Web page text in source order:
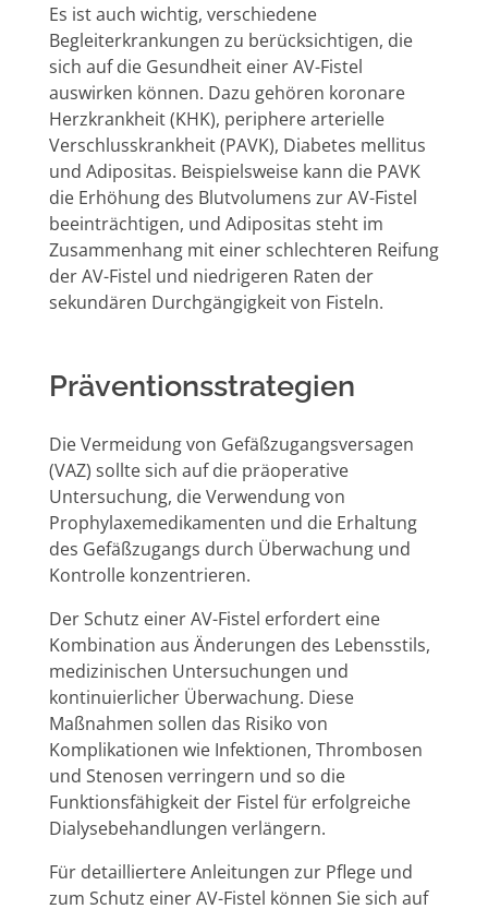
Es ist auch wichtig, verschiedene
Begleiterkrankungen zu berücksichtigen, die
sich auf die Gesundheit einer AV-Fistel
auswirken können. Dazu gehören koronare
Herzkrankheit (KHK), periphere arterielle
Verschlusskrankheit (PAVK), Diabetes mellitus
und Adipositas. Beispielsweise kann die PAVK
die Erhöhung des Blutvolumens zur AV-Fistel
beeinträchtigen, und Adipositas steht im
Zusammenhang mit einer schlechteren Reifung
der AV-Fistel und niedrigeren Raten der
sekundären Durchgängigkeit von Fisteln.
Präventionsstrategien
Die Vermeidung von Gefäßzugangsversagen
(VAZ) sollte sich auf die präoperative
Untersuchung, die Verwendung von
Prophylaxemedikamenten und die Erhaltung
des Gefäßzugangs durch Überwachung und
Kontrolle konzentrieren.
Der Schutz einer AV-Fistel erfordert eine
Kombination aus Änderungen des Lebensstils,
medizinischen Untersuchungen und
kontinuierlicher Überwachung. Diese
Maßnahmen sollen das Risiko von
Komplikationen wie Infektionen, Thrombosen
und Stenosen verringern und so die
Funktionsfähigkeit der Fistel für erfolgreiche
Dialysebehandlungen verlängern.
Für detailliertere Anleitungen zur Pflege und
zum Schutz einer AV-Fistel können Sie sich auf